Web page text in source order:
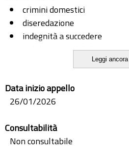
crimini domestici
diseredazione
indegnità a succedere
riabilitazione del chiamato
sospensione dalla successione
Leggi ancora
Data inizio appello
26/01/2026
Consultabilità
Non consultabile